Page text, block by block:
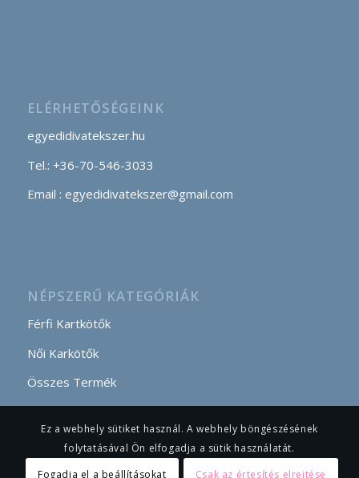
ELÉRHETŐSÉGEINK
egyedidivatekszer.hu
Tel.: +36-70-546-3033
Email : egyedidivatekszer@gmail.com
NÉPSZERŰ KATEGÓRIÁK
Férfi Kartkötők
Női Karkötők
Összes Termék
Ez a webhely sütiket használ. A webhely böngészésének
folytatásával Ön elfogadja a sütik használatát.
Fogadja el a beállításokat
Csak az értesítés elrejtése